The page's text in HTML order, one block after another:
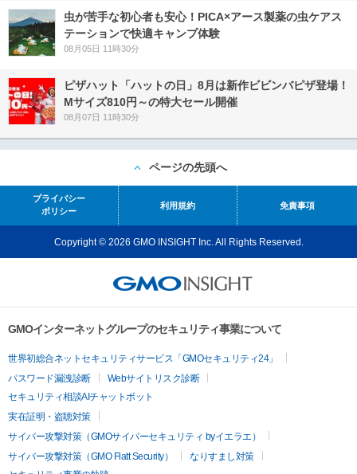
虫が苦手な初心者も安心！PICA×アース製薬の虫ケアス
テーションで快適キャンプ体験
08月05日 11時30分
ピザハット「ハットの日」8月は新作ビビンバピザ登場！
Mサイズ810円～の特大セール開催
08月07日 11時30分
ページの先頭へ
プライバシー
ポリシー
利用規約 免責事項
Copyright © 2026 GMO INSIGHT Inc. All Rights Reserved.
GMOインターネットグループのセキュリティ事業について
世界初総合ネットセキュリティサービス「GMOセキュリティ24」
パスワード漏洩診断
Webサイトリスク診断
セキュリティ相談AIチャットボット
実在証明・盗聴対策
サイバー攻撃対策（GMOサイバーセキュリティ byイエラエ）
サイバー攻撃対策（GMO Flatt Security）
なりすまし対策